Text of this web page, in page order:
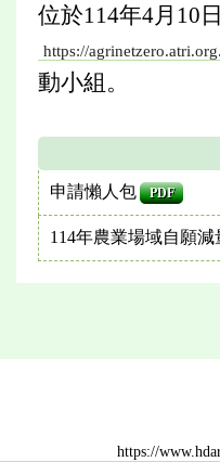
位於114年4月10
https://
動小組。
申請懶人包 PDF
114年農業場域自願
https://